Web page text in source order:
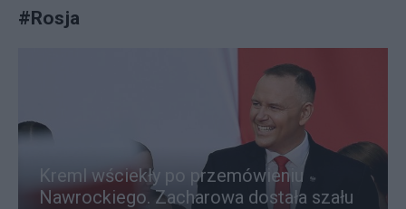
#Rosja
Kreml wściekły po przemówieniu
Nawrockiego. Zacharowa dostała szału